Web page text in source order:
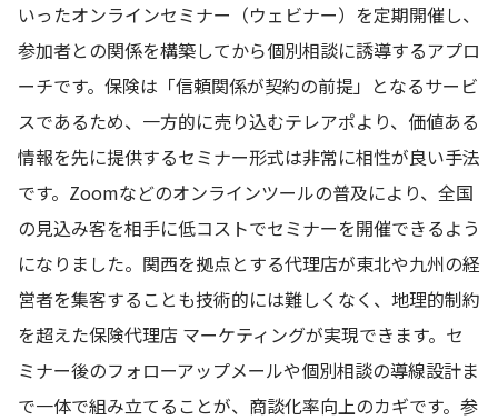
いったオンラインセミナー（ウェビナー）を定期開催し、
参加者との関係を構築してから個別相談に誘導するアプロ
ーチです。保険は「信頼関係が契約の前提」となるサービ
スであるため、一方的に売り込むテレアポより、価値ある
情報を先に提供するセミナー形式は非常に相性が良い手法
です。Zoomなどのオンラインツールの普及により、全国
の見込み客を相手に低コストでセミナーを開催できるよう
になりました。関西を拠点とする代理店が東北や九州の経
営者を集客することも技術的には難しくなく、地理的制約
を超えた保険代理店 マーケティングが実現できます。セ
ミナー後のフォローアップメールや個別相談の導線設計ま
で一体で組み立てることが、商談化率向上のカギです。参